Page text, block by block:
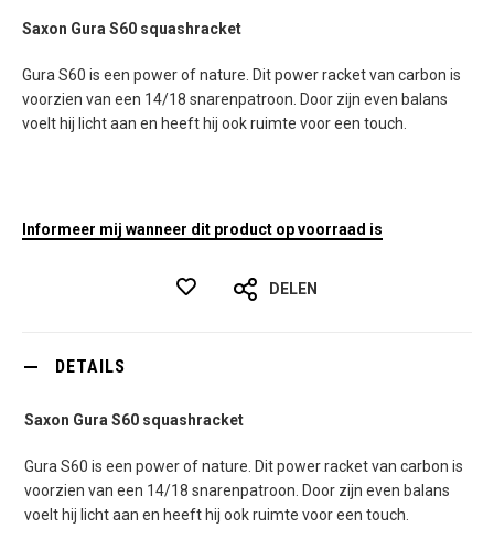
Saxon Gura S60 squashracket
Gura S60 is een power of nature. Dit power racket van carbon is
voorzien van een 14/18 snarenpatroon. Door zijn even balans
voelt hij licht aan en heeft hij ook ruimte voor een touch.
Informeer mij wanneer dit product op voorraad is
DELEN
DETAILS
Saxon Gura S60 squashracket
Gura S60 is een power of nature. Dit power racket van carbon is
voorzien van een 14/18 snarenpatroon. Door zijn even balans
voelt hij licht aan en heeft hij ook ruimte voor een touch.